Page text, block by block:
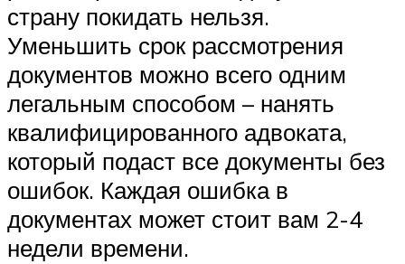
страну покидать нельзя.
Уменьшить срок рассмотрения
документов можно всего одним
легальным способом – нанять
квалифицированного адвоката,
который подаст все документы без
ошибок. Каждая ошибка в
документах может стоит вам 2-4
недели времени.